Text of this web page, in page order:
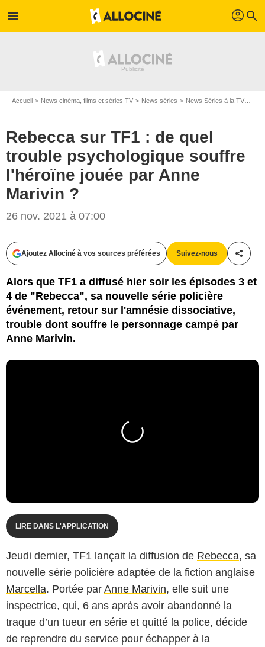
menu profil search
Accueil News cinéma, films et séries TV News séries News Séries à la TV
Rebecca sur TF1 : de quel
trouble psychologique souffre
l'héroïne jouée par Anne
Marivin ?
26 nov. 2021 à 07:00
Ajoutez Allociné à vos sources préférées Suivez-nous
Alors que TF1 a diffusé hier soir les épisodes 3 et
4 de "Rebecca", sa nouvelle série policière
événement, retour sur l'amnésie dissociative,
trouble dont souffre le personnage campé par
Anne Marivin.
LIRE DANS L'APPLICATION
Jeudi dernier, TF1 lançait la diffusion de Rebecca, sa
nouvelle série policière adaptée de la fiction anglaise
Marcella. Portée par Anne Marivin, elle suit une
inspectrice, qui, 6 ans après avoir abandonné la
traque d’un tueur en série et quitté la police, décide
de reprendre du service pour échapper à la